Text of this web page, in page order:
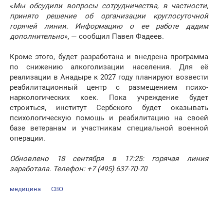
«Мы обсудили вопросы сотрудничества, в частности,
принято решение об организации круглосуточной
горячей линии. Информацию о ее работе дадим
дополнительно», — сообщил Павел Фадеев.
Кроме этого, будет разработана и внедрена программа
по снижению алкоголизации населения. Для её
реализации в Анадыре к 2027 году планируют возвести
реабилитационный центр с размещением психо-
наркологических коек. Пока учреждение будет
строиться, институт Сербского будет оказывать
психологическую помощь и реабилитацию на своей
базе ветеранам и участникам специальной военной
операции.
Обновлено 18 сентября в 17:25: горячая линия
заработала. Телефон: +7 (495) 637-70-70
медицина СВО